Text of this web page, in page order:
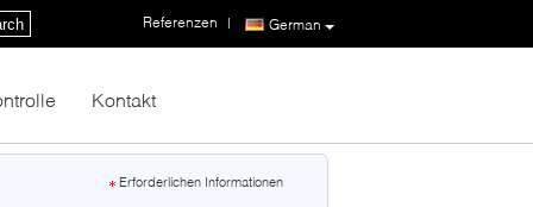
German
Referenzen |
Kontakt
Erforderlichen Informationen